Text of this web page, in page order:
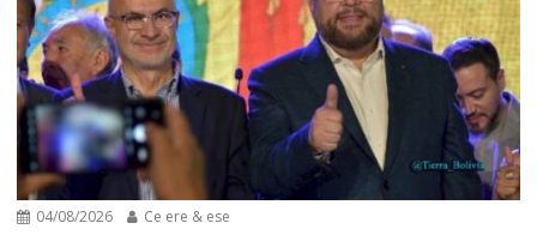
04/08/2026 Ce ere & ese